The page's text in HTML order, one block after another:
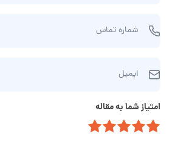
و
م‌
ا
ن
و
م
ر
ا
شماره تماس
ی
ی
ل
ایمیل
امتیاز شما به مقاله